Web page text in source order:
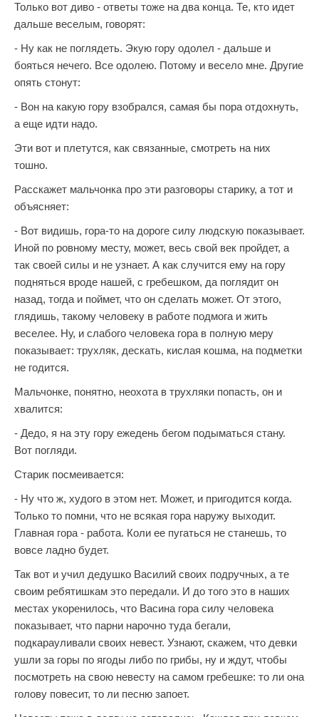
Только вот диво - ответы тоже на два конца. Те, кто идет
дальше веселым, говорят:
- Ну как не поглядеть. Экую гору одолел - дальше и
бояться нечего. Все одолею. Потому и весело мне. Другие
опять стонут:
- Вон на какую гору взобрался, самая бы пора отдохнуть,
а еще идти надо.
Эти вот и плетутся, как связанные, смотреть на них
тошно.
Расскажет мальчонка про эти разговоры старику, а тот и
объясняет:
- Вот видишь, гора-то на дороге силу людскую показывает.
Иной по ровному месту, может, весь свой век пройдет, а
так своей силы и не узнает. А как случится ему на гору
подняться вроде нашей, с гребешком, да поглядит он
назад, тогда и поймет, что он сделать может. От этого,
глядишь, такому человеку в работе подмога и жить
веселее. Ну, и слабого человека гора в полную меру
показывает: трухляк, дескать, кислая кошма, на подметки
не годится.
Мальчонке, понятно, неохота в трухляки попасть, он и
хвалится:
- Дедо, я на эту гору ежедень бегом подыматься стану.
Вот погляди.
Старик посмеивается:
- Ну что ж, худого в этом нет. Может, и пригодится когда.
Только то помни, что не всякая гора наружу выходит.
Главная гора - работа. Коли ее пугаться не станешь, то
вовсе ладно будет.
Так вот и учил дедушко Василий своих подручных, а те
своим ребятишкам это передали. И до того это в наших
местах укоренилось, что Васина гора силу человека
показывает, что парни нарочно туда бегали,
подкарауливали своих невест. Узнают, скажем, что девки
ушли за горы по ягоды либо по грибы, ну и ждут, чтобы
посмотреть на свою невесту на самом гребешке: то ли она
голову повесит, то ли песню запоет.